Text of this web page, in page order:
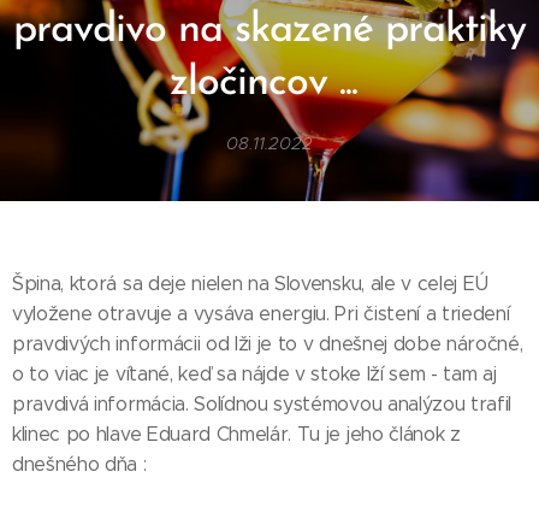
pravdivo na skazené praktiky
zločincov ...
08.11.2022
Špina, ktorá sa deje nielen na Slovensku, ale v celej EÚ
vyložene otravuje a vysáva energiu. Pri čistení a triedení
pravdivých informácii od lži je to v dnešnej dobe náročné,
o to viac je vítané, keď sa nájde v stoke lží sem - tam aj
pravdivá informácia. Solídnou systémovou analýzou trafil
klinec po hlave Eduard Chmelár. Tu je jeho článok z
dnešného dňa :